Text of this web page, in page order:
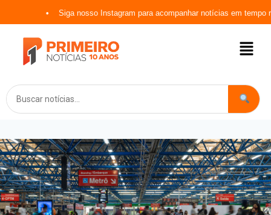
Siga nosso Instagram para acompanhar notícias em tempo real